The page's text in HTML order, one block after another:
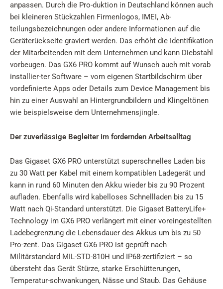
anpassen. Durch die Pro-duktion in Deutschland können auch
bei kleineren Stückzahlen Firmenlogos, IMEI, Ab-
teilungsbezeichnungen oder andere Informationen auf die
Geräterückseite graviert werden. Das erhöht die Identifikation
der Mitarbeitenden mit dem Unternehmen und kann Diebstahl
vorbeugen. Das GX6 PRO kommt auf Wunsch auch mit vorab
installier-ter Software – vom eigenen Startbildschirm über
vordefinierte Apps oder Details zum Device Management bis
hin zu einer Auswahl an Hintergrundbildern und Klingeltönen
wie beispielsweise dem Unternehmensjingle.
Der zuverlässige Begleiter im fordernden Arbeitsalltag
Das Gigaset GX6 PRO unterstützt superschnelles Laden bis
zu 30 Watt per Kabel mit einem kompatiblen Ladegerät und
kann in rund 60 Minuten den Akku wieder bis zu 90 Prozent
aufladen. Ebenfalls wird kabelloses Schnellladen bis zu 15
Watt nach Qi-Standard unterstützt. Die Gigaset BatteryLife+
Technology im GX6 PRO verlängert mit einer voreingestellten
Ladebegrenzung die Lebensdauer des Akkus um bis zu 50
Pro-zent. Das Gigaset GX6 PRO ist geprüft nach
Militärstandard MIL-STD-810H und IP68-zertifiziert – so
übersteht das Gerät Stürze, starke Erschütterungen,
Temperatur-schwankungen, Nässe und Staub. Das Gehäuse